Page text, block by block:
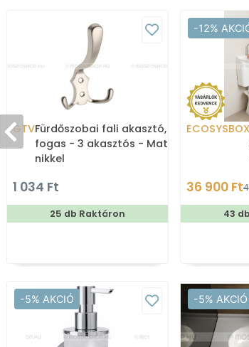
GTVFürdőszobai fali akasztó,
fogas - 3 akasztós - Matt
nikkel
1 034 Ft
25 db Raktáron
-12%
ECOSYSBOX
36 900 Ft
43
-5% AKCIÓ -5% AKCIÓ